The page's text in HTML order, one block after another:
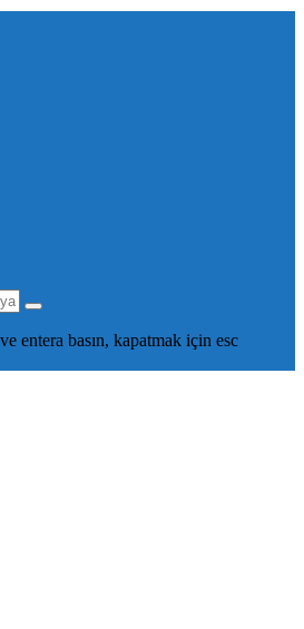
entera basın, kapatmak için esc